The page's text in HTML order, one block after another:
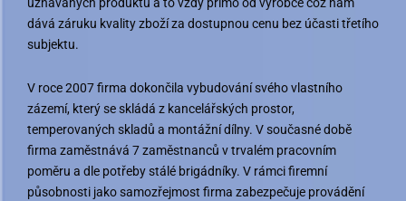
dává záruku kvality zboží za dostupnou cenu bez účasti třetího
subjektu.
V roce 2007 firma dokončila vybudování svého vlastního
zázemí, který se skládá z kancelářských prostor,
temperovaných skladů a montážní dílny. V současné době
firma zaměstnává 7 zaměstnanců v trvalém pracovním
poměru a dle potřeby stálé brigádníky. V rámci firemní
působnosti jako samozřejmost firma zabezpečuje provádění